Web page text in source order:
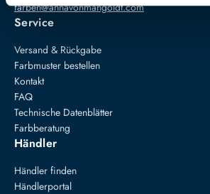
farben@annavonmangoldt.com
Service
Versand & Rückgabe
Farbmuster bestellen
Kontakt
FAQ
Technische Datenblätter
Farbberatung
Händler
Händler finden
Händlerportal